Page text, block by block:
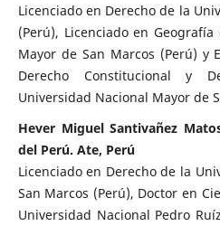
Licenciado en Derecho de la
(Perú), Licenciado en
Mayor de San Marcos (Perú) y
Derecho Constitucional y
Universidad Nacional Mayor de
Hever Miguel Santivañez
del Perú. Ate, Perú
Licenciado en Derecho de la
San Marcos (Perú), Doctor en
Universidad Nacional Pedro